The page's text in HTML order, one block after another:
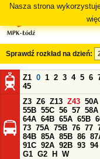
Nasza strona
Sprawdź rozkład na dzień:
Z1 0 1 2 3 4 5 6
45
Z3 Z6 Z13 Z43 50A
55B 55C 56 57 58A
64A 64B 65A 65B
73 75A 75B 76 77
84B 85A 85B 86
91C 92A 92B 93 94
G1 G2 H
W